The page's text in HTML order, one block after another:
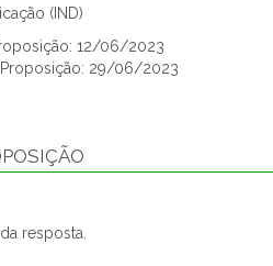
(IND)
12/06/2023
29/06/2023
resposta.